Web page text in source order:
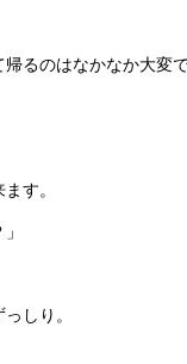
るのはなかなか大変
す。
しり。